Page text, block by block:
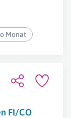
Monat
FI/CO